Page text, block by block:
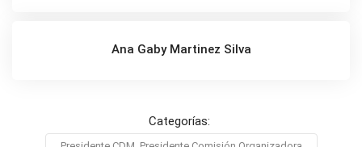
Ana Gaby Martinez Silva
Categorías: